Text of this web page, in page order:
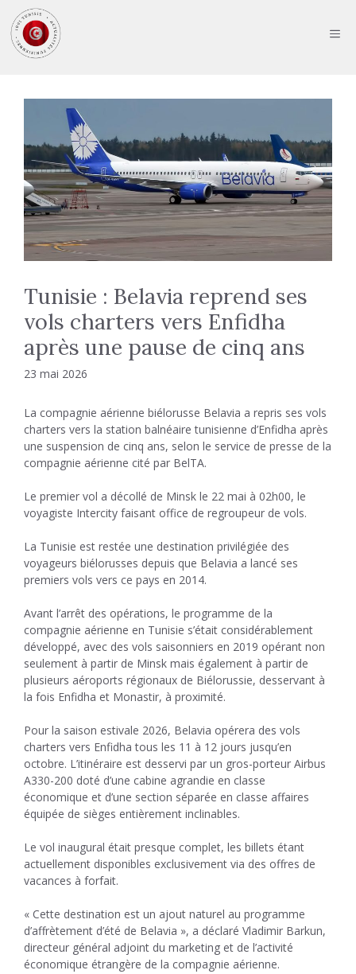
au
contenu
Tunisie : Belavia reprend ses
vols charters vers Enfidha
après une pause de cinq ans
23 mai 2026
La compagnie aérienne biélorusse Belavia a repris ses vols
charters vers la station balnéaire tunisienne d’Enfidha après
une suspension de cinq ans, selon le service de presse de la
compagnie aérienne cité par BelTA.
Le premier vol a décollé de Minsk le 22 mai à 02h00, le
voyagiste Intercity faisant office de regroupeur de vols.
La Tunisie est restée une destination privilégiée des
voyageurs biélorusses depuis que Belavia a lancé ses
premiers vols vers ce pays en 2014.
Avant l’arrêt des opérations, le programme de la
compagnie aérienne en Tunisie s’était considérablement
développé, avec des vols saisonniers en 2019 opérant non
seulement à partir de Minsk mais également à partir de
plusieurs aéroports régionaux de Biélorussie, desservant à
la fois Enfidha et Monastir, à proximité.
Pour la saison estivale 2026, Belavia opérera des vols
charters vers Enfidha tous les 11 à 12 jours jusqu’en
octobre. L’itinéraire est desservi par un gros-porteur Airbus
A330-200 doté d’une cabine agrandie en classe
économique et d’une section séparée en classe affaires
équipée de sièges entièrement inclinables.
Le vol inaugural était presque complet, les billets étant
actuellement disponibles exclusivement via des offres de
vacances à forfait.
« Cette destination est un ajout naturel au programme
d’affrètement d’été de Belavia », a déclaré Vladimir Barkun,
directeur général adjoint du marketing et de l’activité
économique étrangère de la compagnie aérienne.